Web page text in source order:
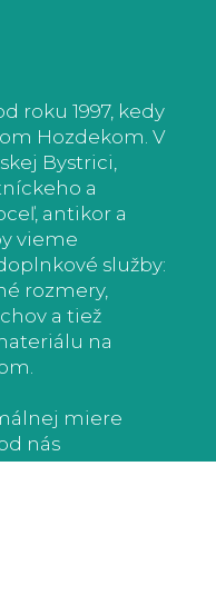
roku 1997, kedy
Hozdekom. V
Bystrici,
a
antikor a
vieme
služby:
rozmery,
a tiež
na
miere
nás
ktorí sa k